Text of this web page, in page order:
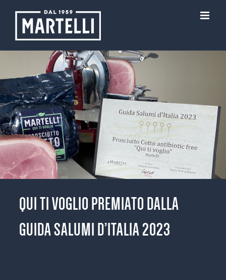
content
QUI TI VOGLIO PREMIATO DALLA
GUIDA SALUMI D’ITALIA 2023